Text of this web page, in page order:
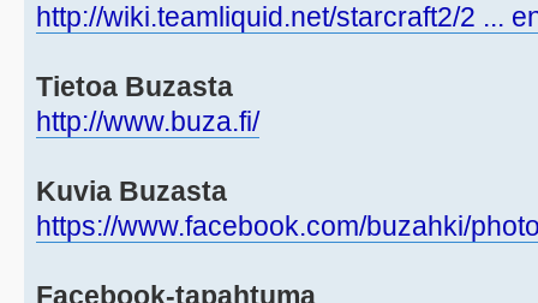
http://wiki.teamliquid.net/starcraft2/2 ...
Tietoa Buzasta
http://www.buza.fi/
Kuvia Buzasta
https://www.facebook.com/buzahki/
Facebook-tapahtuma